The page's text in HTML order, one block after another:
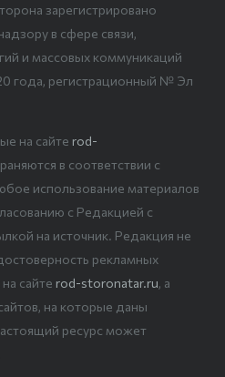
зарегистрировано
в сфере связи,
и массовых коммуникаций
года, регистрационный № Эл
на сайте rod-
в соответствии с
использование материалов
с Редакцией с
на источник. Редакция не
рекламных
сайте rod-storonatar.ru, а
на которые даны
ресурс может